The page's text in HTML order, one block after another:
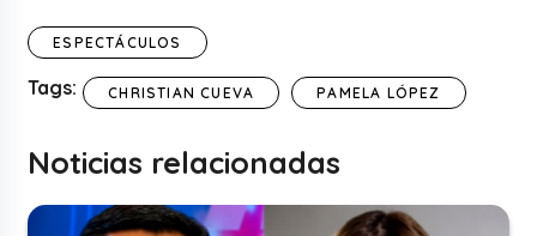
ESPECTÁCULOS
Tags: CHRISTIAN CUEVA PAMELA LÓPEZ
Noticias relacionadas